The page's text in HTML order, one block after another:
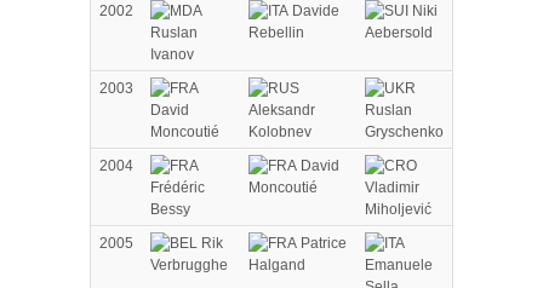
2002
Ruslan
Ivanov
Davide
Rebellin
Niki
Aebersold
2003
David
Moncoutié
Aleksandr
Kolobnev
Ruslan
Gryschenko
2004
Frédéric
Bessy
David
Moncoutié
Vladimir
Miholjević
2005
Rik
Verbrugghe
Patrice
Halgand
Emanuele